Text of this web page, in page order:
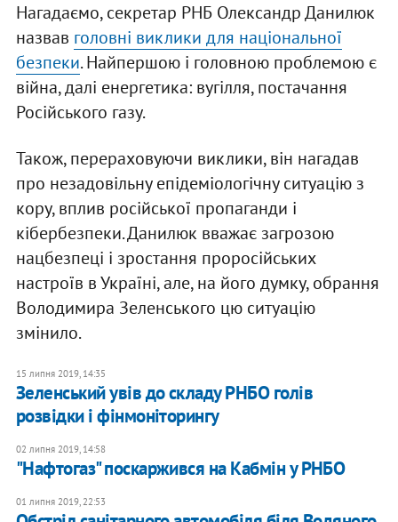
Нагадаємо, секретар РНБ Олександр Данилюк
назвав головні виклики для національної
безпеки. Найпершою і головною проблемою є
війна, далі енергетика: вугілля, постачання
Російського газу.
Також, перераховуючи виклики, він нагадав
про незадовільну епідеміологічну ситуацію з
кору, вплив російської пропаганди і
кібербезпеки. Данилюк вважає загрозою
нацбезпеці і зростання проросійських
настроїв в Україні, але, на його думку, обрання
Володимира Зеленського цю ситуацію
змінило.
15 липня 2019, 14:35
Зеленський увів до складу РНБО голів
розвідки і фінмоніторингу
02 липня 2019, 14:58
"Нафтогаз" поскаржився на Кабмін у РНБО
01 липня 2019, 22:53